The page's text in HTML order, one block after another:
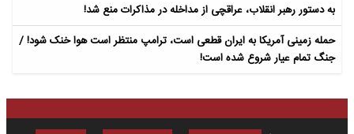
به دستور رهبر انقلاب، عراقچی از مداخله در مذاکرات منع شد!
حمله زمینی آمریکا به ایران قطعی است، ترامپ منتظر است هوا خنک شود! /
جنگ تمام عیار شروع شده است!